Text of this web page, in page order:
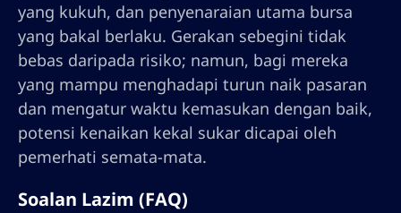
yang kukuh, dan penyenaraian utama bursa
yang bakal berlaku. Gerakan sebegini tidak
bebas daripada risiko; namun, bagi mereka
yang mampu menghadapi turun naik pasaran
dan mengatur waktu kemasukan dengan baik,
potensi kenaikan kekal sukar dicapai oleh
pemerhati semata-mata.
Soalan Lazim (FAQ)